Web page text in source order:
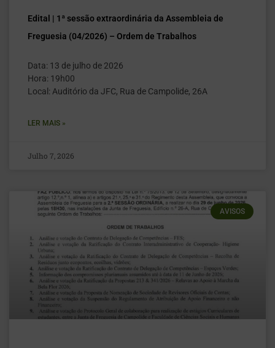
Edital | 1ª sessão extraordinária da Assembleia de
Freguesia (04/2026) – Ordem de Trabalhos
Data: 13 de julho de 2026
Hora: 19h00
Local: Auditório da JFC, Rua de Campolide, 26A
LER MAIS »
Julho 7, 2026
AVISOS